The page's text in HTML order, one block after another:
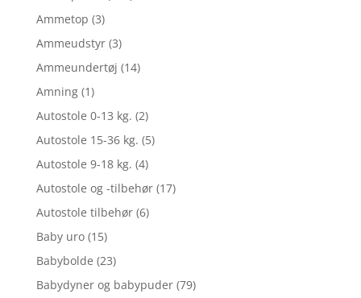
Ammetop (3)
Ammeudstyr (3)
Ammeundertøj (14)
Amning (1)
Autostole 0-13 kg. (2)
Autostole 15-36 kg. (5)
Autostole 9-18 kg. (4)
Autostole og -tilbehør (17)
Autostole tilbehør (6)
Baby uro (15)
Babybolde (23)
Babydyner og babypuder (79)